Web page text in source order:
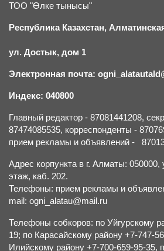
ТОО "Өлке тынысы"
Республика Казахстан,
ул. Достык, дом 1
Электронная почта:
Индекс: 040800
Главный редактор - 87081441208,
87474085535, корреспонденты -
прием рекламы и объявлений -
Адрес корпункта в г. Алматы:
этаж, каб. 202.
Телефоны: прием рекламы и
mail: ogni_alatau@mail.ru
Телефоны собкоров: по Уйгурскому
19; по Карасайскому району +7-747-
Илийскому району +7-700-659-95-35,